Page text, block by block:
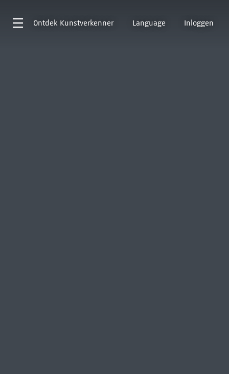
Ontdek Kunstverkenner Language Inloggen